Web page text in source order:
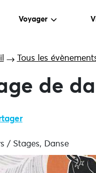
Voyager
Tous les
de
/ Stages, Danse